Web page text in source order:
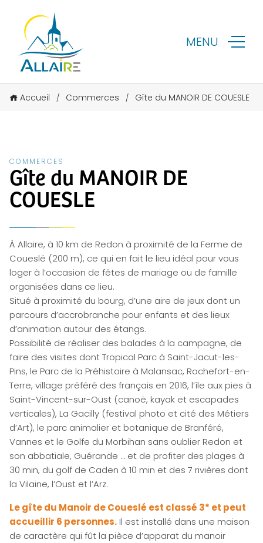
MENU
Accueil / Commerces / Gîte du MANOIR DE COUESLE
COMMERCES
Gîte du MANOIR DE
COUESLE
À Allaire, à 10 km de Redon à proximité de la Ferme de
Coueslé (200 m), ce qui en fait le lieu idéal pour vous
loger à l’occasion de fêtes de mariage ou de famille
organisées dans ce lieu.
Situé à proximité du bourg, d’une aire de jeux dont un
parcours d’accrobranche pour enfants et des lieux
d’animation autour des étangs.
Possibilité de réaliser des balades à la campagne, de
faire des visites dont Tropical Parc à Saint-Jacut-les-
Pins, le Parc de la Préhistoire à Malansac, Rochefort-en-
Terre, village préféré des français en 2016, l’île aux pies à
Saint-Vincent-sur-Oust (canoë, kayak et escapades
verticales), La Gacilly (festival photo et cité des Métiers
d’Art), le parc animalier et botanique de Branféré,
Vannes et le Golfe du Morbihan sans oublier Redon et
son abbatiale, Guérande … et de profiter des plages à
30 min, du golf de Caden à 10 min et des 7 rivières dont
la Vilaine, l’Oust et l’Arz.
Le gîte du Manoir de Coueslé est classé 3* et peut
accueillir 6 personnes. Il est installé dans une maison
de caractère qui fût la pièce d’apparat du manoir